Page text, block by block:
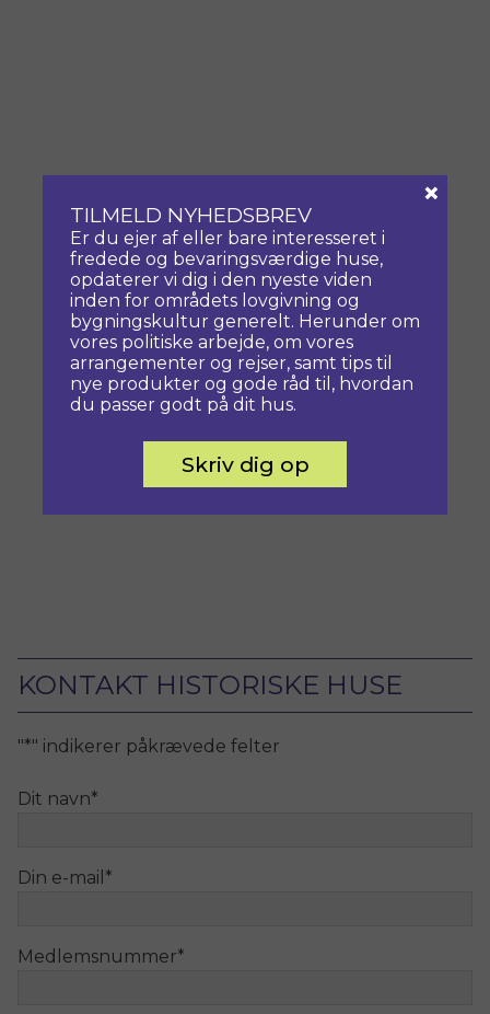
KONTAKT HISTORISKE HUSE
"*" indikerer påkrævede felter
Dit navn*
Din e-mail *
Medlemsnummer*
TILMELD NYHEDSBREV
Er du ejer af eller bare interesseret i
fredede og bevaringsværdige huse,
opdaterer vi dig i den nyeste viden
inden for områdets lovgivning og
bygningskultur generelt. Herunder om
vores politiske arbejde, om vores
arrangementer og rejser, samt tips til
nye produkter og gode råd til, hvordan
du passer godt på dit hus.
Skriv dig op
×